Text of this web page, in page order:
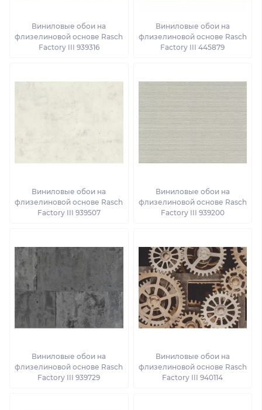
Виниловые обои на
флизелиновой основе Rasch
Factory III 939316
Виниловые обои на
флизелиновой основе Rasch
Factory III 445879
Виниловые обои на
флизелиновой основе Rasch
Factory III 939507
Виниловые обои на
флизелиновой основе Rasch
Factory III 939200
Виниловые обои на
флизелиновой основе Rasch
Factory III 939729
Виниловые обои на
флизелиновой основе Rasch
Factory III 940114